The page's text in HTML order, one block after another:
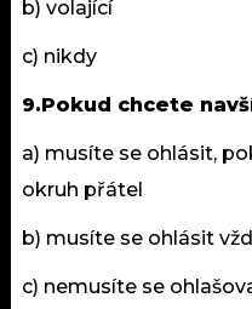
b) volající
c) nikdy
9.Pokud chcete
a) musíte se ohlásit,
okruh přátel
b) musíte se ohlásit
c) nemusíte se